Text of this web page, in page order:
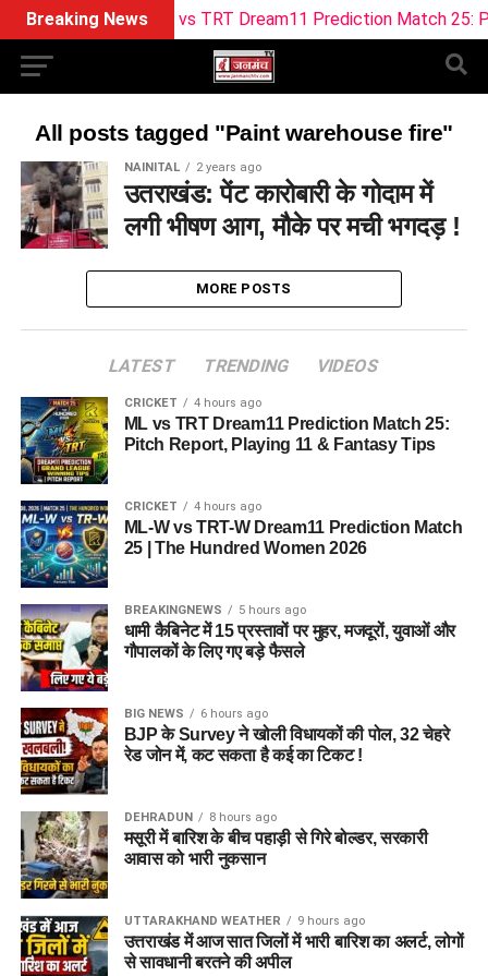
Breaking NewsML vs TRT Dream11 Prediction Match 25:
All posts tagged "Paint warehouse fire"
NAINITAL 2 years ago
उतराखंड: पेंट कारोबारी के गोदाम में
लगी भीषण आग, मौके पर मची भगदड़ !
MORE POSTS
LATEST TRENDING VIDEOS
CRICKET 4 hours ago
ML vs TRT Dream11 Prediction Match 25:
Pitch Report, Playing 11 & Fantasy Tips
CRICKET 4 hours ago
ML-W vs TRT-W Dream11 Prediction Match
25 | The Hundred Women 2026
BREAKINGNEWS 5 hours ago
धामी कैबिनेट में 15 प्रस्तावों पर मुहर, मजदूरों, युवाओं और
गौपालकों के लिए गए बड़े फैसले
BIG NEWS 6 hours ago
BJP के Survey ने खोली विधायकों की पोल, 32 चेहरे
रेड जोन में, कट सकता है कई का टिकट !
DEHRADUN 8 hours ago
मसूरी में बारिश के बीच पहाड़ी से गिरे बोल्डर, सरकारी
आवास को भारी नुकसान
UTTARAKHAND WEATHER 9 hours ago
उत्तराखंड में आज सात जिलों में भारी बारिश का अलर्ट, लोगों
से सावधानी बरतने की अपील